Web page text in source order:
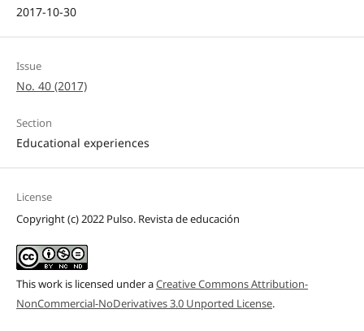
2017-10-30
Issue
No. 40 (2017)
Section
Educational experiences
License
Copyright (c) 2022 Pulso. Revista de educación
This work is licensed under aCreative Commons Attribution-
NonCommercial-NoDerivatives 3.0 Unported License.